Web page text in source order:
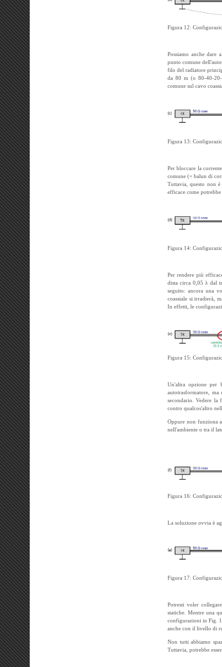
Figura 12:
Possiamo anche dare
punto comune
filo del radiatore
da 80 m (o 80-40-
comune sul cavo
Figura 13:
Per bloccare la
comune (= balun di
Tuttavia, questo non
efficace come potrebbe
Figura 14:
Per rendere più
dista circa 0,05 λ dal
seguito: ancora una
coassiale si irradierà,
In effetti, le
Figura 15:
Un'altra opzione per
autotrasformatore,
secondario. Vedere
contro qualcos'altro
Oppure non funziona
nell'ambiente o tra il
Figura 16:
La soluzione ovvia è
Figura 17:
Potresti voler
statiche. Mentre una
configurazioni in Fig.
anche con il livello di
Non tutti abbiamo
Tuttavia, potrebbe